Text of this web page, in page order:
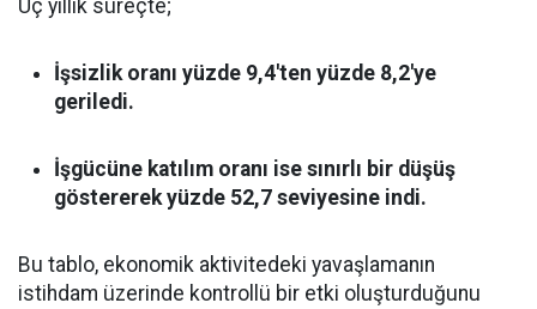
Üç yıllık süreçte;
İşsizlik oranı yüzde 9,4'ten yüzde 8,2'ye
geriledi.
İşgücüne katılım oranı ise sınırlı bir düşüş
göstererek yüzde 52,7 seviyesine indi.
Bu tablo, ekonomik aktivitedeki yavaşlamanın
istihdam üzerinde kontrollü bir etki oluşturduğunu